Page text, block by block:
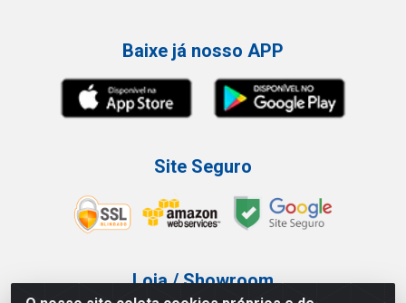
Baixe já nosso APP
Site Seguro
Loja / Showroom